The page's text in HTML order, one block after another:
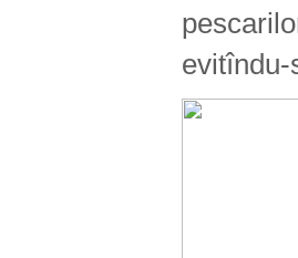
evitîndu-